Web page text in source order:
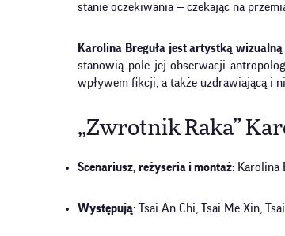
stanie oczekiwania — czekając na
Karolina Breguła jest artystką
stanowią pole jej obserwacji
wpływem fikcji, a także uzdrawiającą i
„Zwrotnik Raka”
Scenariusz, reżyseria i montaż: Karolina
Występują: Tsai An Chi, Tsai Me Xin,